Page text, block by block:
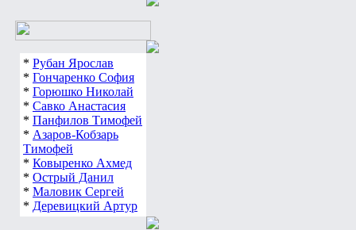
* Рубан Ярослав
* Гончаренко София
* Горюшко Николай
* Савко Анастасия
* Панфилов Тимофей
* Азаров-Кобзарь
Тимофей
* Ковыренко Ахмед
* Острый Данил
* Маловик Сергей
* Деревицкий Артур